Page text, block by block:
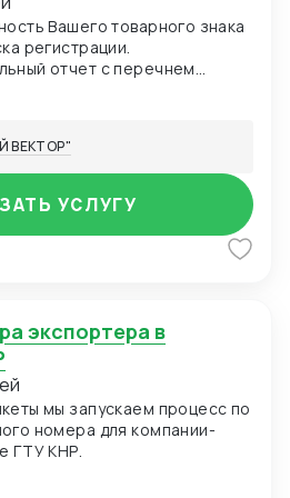
Вашего товарного знака
регистрации.
отчет с перечнем
знаков. Полное
товарного знака
ВЕКТОР"
УСЛУГУ
мы запускаем процесс по
номера для компании-
ГТУ КНР.